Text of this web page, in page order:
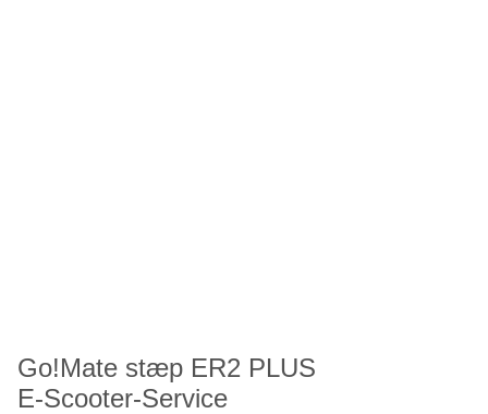
Go!Mate stæp ER2 PLUS
E-Scooter-Service